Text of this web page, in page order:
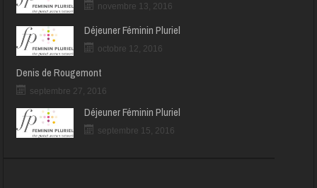
novembre 13, 2016
Déjeuner Féminin Pluriel
octobre 12, 2016
Denis de Rougemont
septembre 27, 2016
Déjeuner Féminin Pluriel
septembre 15, 2016